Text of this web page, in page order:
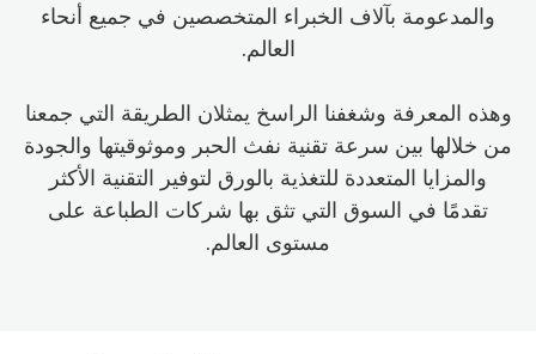
والمدعومة بآلاف الخبراء المتخصصين في جميع أنحاء
العالم.
وهذه المعرفة وشغفنا الراسخ يمثلان الطريقة التي جمعنا
من خلالها بين سرعة تقنية نفث الحبر وموثوقيتها والجودة
والمزايا المتعددة للتغذية بالورق لتوفير التقنية الأكثر
تقدمًا في السوق التي تثق بها شركات الطباعة على
مستوى العالم.